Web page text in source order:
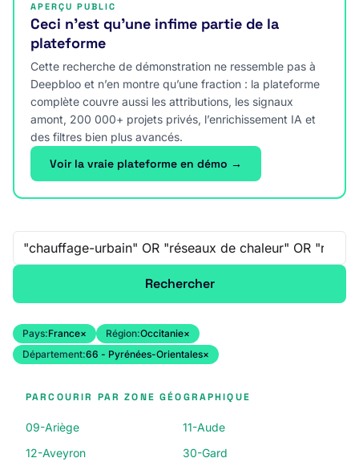
APERÇU PUBLIC
Ceci n’est qu’une infime partie de la
plateforme
Cette recherche de démonstration ne ressemble pas à
Deepbloo et n’en montre qu’une fraction : la plateforme
complète couvre aussi les attributions, les signaux
amont, 200 000+ projets privés, l’enrichissement IA et
des filtres bien plus avancés.
Voir la vraie plateforme en démo →
Recherche libre
Rechercher
Pays:France× Région:Occitanie×
Département:66 - Pyrénées-Orientales×
PARCOURIR PAR ZONE GÉOGRAPHIQUE
09-Ariège
11-Aude
12-Aveyron
30-Gard